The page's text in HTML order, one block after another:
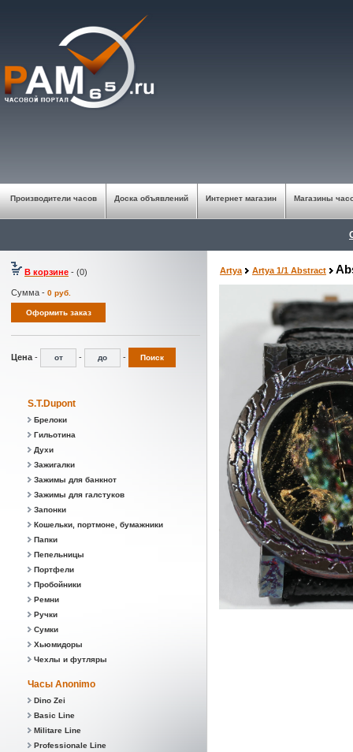
Производители часов Доска объявлений Интернет магазин Магазины
В корзине - (0)
Сумма - 0 руб.
Цена - - -
S.T.Dupont
Брелоки
Гильотина
Духи
Зажигалки
Зажимы для банкнот
Зажимы для галстуков
Запонки
Кошельки, портмоне, бумажники
Папки
Пепельницы
Портфели
Пробойники
Ремни
Ручки
Сумки
Хьюмидоры
Чехлы и футляры
Часы Anonimo
Dino Zei
Basic Line
Militare Line
Professionale Line
Artya Artya 1/1 Abstract